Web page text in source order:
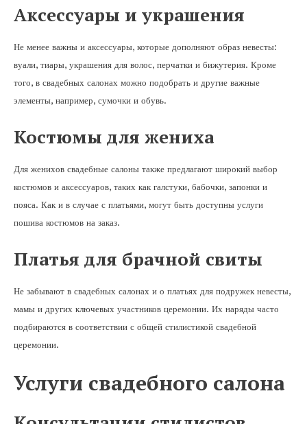
Аксессуары и украшения
Не менее важны и аксессуары, которые дополняют образ невесты:
вуали, тиары, украшения для волос, перчатки и бижутерия. Кроме
того, в свадебных салонах можно подобрать и другие важные
элементы, например, сумочки и обувь.
Костюмы для жениха
Для женихов свадебные салоны также предлагают широкий выбор
костюмов и аксессуаров, таких как галстуки, бабочки, запонки и
пояса. Как и в случае с платьями, могут быть доступны услуги
пошива костюмов на заказ.
Платья для брачной свиты
Не забывают в свадебных салонах и о платьях для подружек невесты,
мамы и других ключевых участников церемонии. Их наряды часто
подбираются в соответствии с общей стилистикой свадебной
церемонии.
Услуги свадебного салона